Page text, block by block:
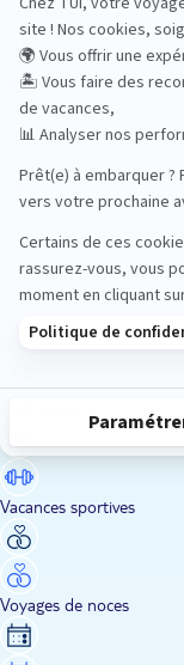
Road Trips
Safari
Sénior
Vacances sportives
Voyages de noces